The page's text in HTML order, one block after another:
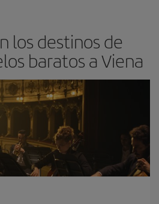
los destinos de
baratos a Viena